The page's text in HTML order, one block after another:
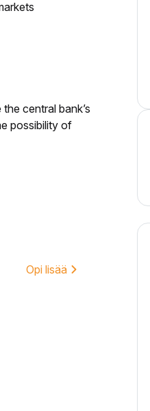
central bank’s
possibility of
Opi lisää